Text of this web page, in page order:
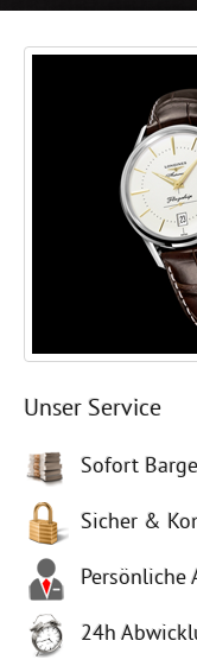
Unser Service
Sofort
Sicher &
Persönliche
24h